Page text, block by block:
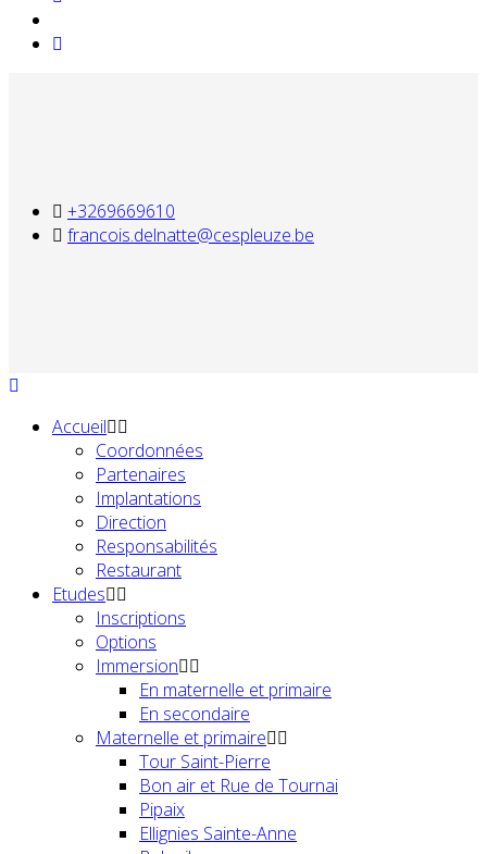
+3269669610
francois.delnatte@cespleuze.be
Accueil
Coordonnées
Partenaires
Implantations
Direction
Responsabilités
Restaurant
Etudes
Inscriptions
Options
Immersion
En maternelle et primaire
En secondaire
Maternelle et primaire
Tour Saint-Pierre
Bon air et Rue de Tournai
Pipaix
Ellignies Sainte-Anne